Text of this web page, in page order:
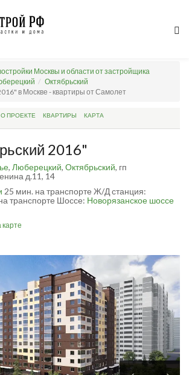
Москвы и области от застройщика
Октябрьский
в Москве - квартиры от Самолет
О ПРОЕКТЕ КВАРТИРЫ КАРТА
2016"
, Люберецкий, Октябрьский, гп
д.11, 14
25 мин. на транспорте Ж/Д станция:
транспорте Шоссе: Новорязанское шоссе